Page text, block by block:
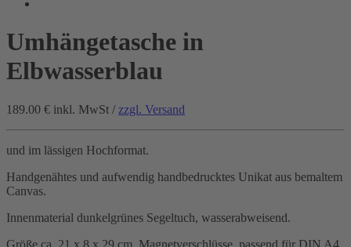
Umhängetasche in
Elbwasserblau
189.00 € inkl. MwSt / zzgl. Versand
und im lässigen Hochformat.
Handgenähtes und aufwendig handbedrucktes Unikat aus bemaltem
Canvas.
Innenmaterial dunkelgrünes Segeltuch, wasserabweisend.
Größe ca. 21 x 8 x 29 cm, Magnetverschlüsse, passend für DIN A4.